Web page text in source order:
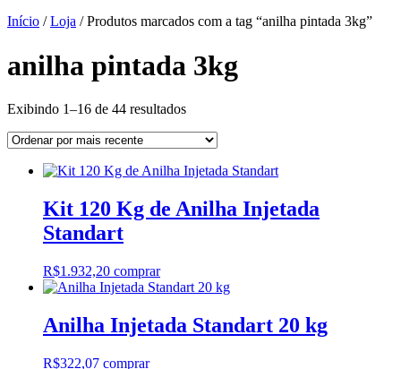
Início /Loja / Produtos marcados com a tag “anilha pintada 3kg”
anilha pintada 3kg
Exibindo 1–16 de 44 resultadosClassificado
mais
Kit 120 Kg de Anilha Injetada
Standart
R$1.932,20 comprar
Anilha Injetada Standart 20 kg
R$322,07 comprar